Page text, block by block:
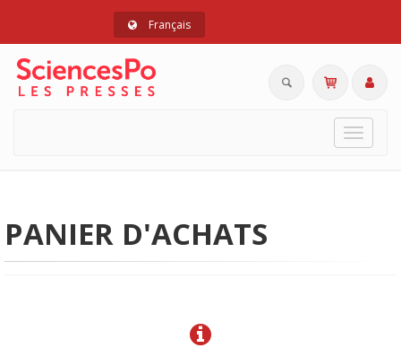
Français
Toggle
PANIER D'ACHATS